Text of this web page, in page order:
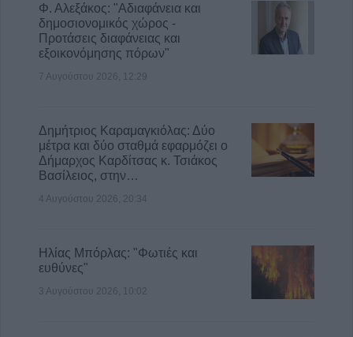
Φ. Αλεξάκος: "Αδιαφάνεια και
δημοσιονομικός χώρος -
Προτάσεις διαφάνειας και
εξοικονόμησης πόρων"
7 Αυγούστου 2026, 12:29
Δημήτριος Καραμαγκιόλας: Δύο
μέτρα και δύο σταθμά εφαρμόζει ο
Δήμαρχος Καρδίτσας κ. Τσιάκος
Βασίλειος, στην…
4 Αυγούστου 2026, 20:34
Ηλίας Μπόρλας: "Φωτιές και
ευθύνες"
3 Αυγούστου 2026, 10:02